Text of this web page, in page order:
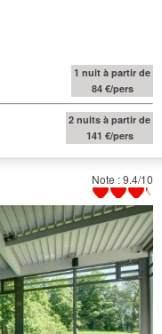
1 nuit à partir de
84 €/pers
2 nuits à partir de
141 €/pers
Note : 9.4/10